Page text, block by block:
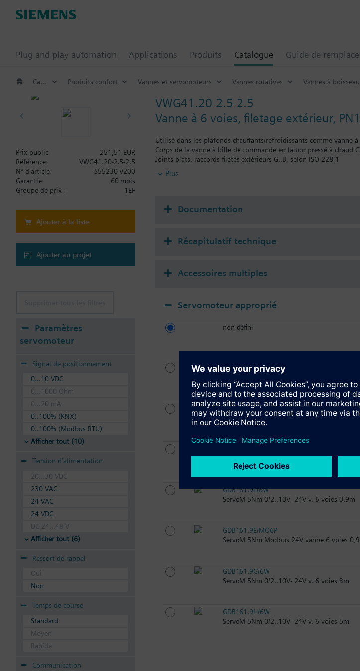
Plug and play automation Applications Produits Catalogue Guide de
Catalogue Produits confort Vannes et servomoteurs Vannes rotatives Vannes à
VWG41.20-2.5-2.5
Vanne à 6 voies, filetage extérieur,
Utilisé dans les plafonds chauffants/refroidissants comme vanne
Corps de la vanne à bille de commande en laiton pressé à chaud
Joints plats, raccords filetés extérieurs G..B, selon ISO 228-1
(comme les interrupteurs auxiliaires, les potentiomètres).
Plus
Prix public
251,51 EUR
Référence:
VWG41.20-2.5-2.5
N° d'article:
S55230-V200
Garantie:
60 mois
Groupe de prix :
1EF
Ajouter à la liste
Ajouter au projet
Paramètres
servomoteur
Signal de positionnement
0...10 VDC
0...1000 Ohm
0...20 mA
0..100% (KNX)
0..100% (Modbus RTU)
Afficher tout (10)
Tension d'alimentation
20...30 VDC
230 VAC
24 VAC
24 VDC
DC 24...48 V
Afficher tout (6)
Ressort de rappel
Oui
Non
Temps de course
Standard
Moyen
Rapide
Communication
Documentation
Récapitulatif technique
Accessoires multiples
Servomoteur approprié
non défini
GDB141.9E
Actionneur rotatif électromoteur pour
position, 5 Nm, 150 s
GDB341.9E
Actionneur rotatif électromoteur pour
5 Nm, 150 s
Servomoteur 5Nm KNX 24V~ VWG41.20..
GDB161.9E/6W
ServoM 5Nm 0/2..10V- 24V v. 6 voies 0,9m
GDB161.9E/MO6P
ServoM 5Nm Modbus 24V vanne 6 voies
GDB161.9G/6W
ServoM 5Nm 0/2..10V- 24V v. 6 voies 3m
GDB161.9H/6W
ServoM 5Nm 0/2..10V- 24V v. 6 voies 5m